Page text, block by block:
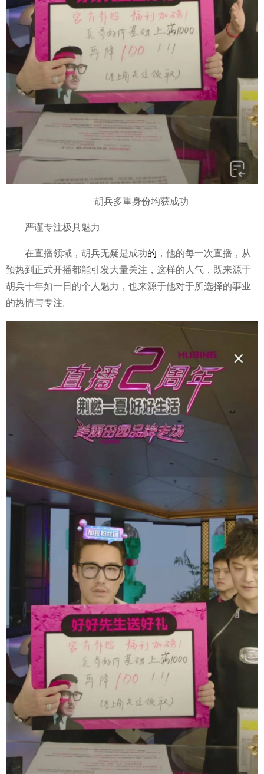
胡兵多重身份均获成功
严谨专注极具魅力
在直播领域，胡兵无疑是成功的 ，他的每一次直播，从
预热到正式开播都能引发大量关注，这样的人气，既来源于
胡兵十年如一日的个人魅力，也来源于他对于所选择的事业
的热情与专注。